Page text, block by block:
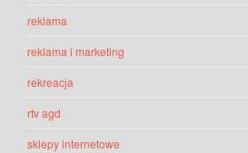
reklama
reklama i marketing
rekreacja
rtv agd
sklepy internetowe